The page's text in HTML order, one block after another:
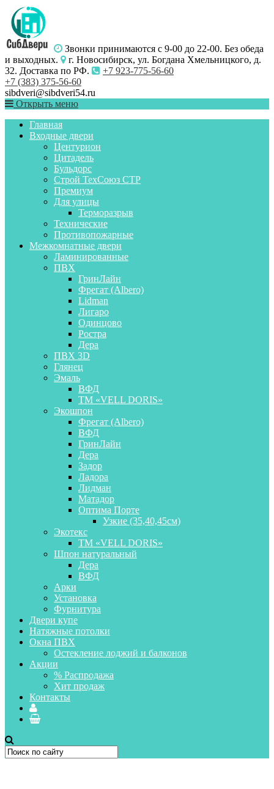
Звонки принимаются с 9-00 до 22-00. Без обеда
и выходных.
г. Новосибирск, ул. Богдана Хмельницкого, д.
32. Доставка по РФ.
+7 923-775-56-60
+7 (383) 375-56-60
sibdveri@sibdveri54.ru
Открыть меню
Главная
Входные двери
Центурион
Цитадель
Бульдорс
Строй ТехСоюз СТР
Премиум
Для улицы
Терморазрыв
Технические
Противопожарные
Межкомнатные двери
Ламинированные
ПВХ
ГринЛайн
Фрегат (Albero)
Lidman
Лигаро
Одинцово
Ростра
Дера
ПВХ 3D
Глянец
Эмаль
ВФД
ТМ «VELL DORIS»
Экошпон
Фрегат (Albero)
ВФД
ГринЛайн
Дера
Задор
Ладора
Лидман
Матадор
Оптима Порте
Узкие (35,40,45см)
Экотекс
ТМ «VELL DORIS»
Шпон натуральный
Дера
ВФД
Арки
Установка
Фурнитура
Двери купе
Натяжные потолки
Окна ПВХ
Остекление лоджий и балконов
Акции
% Распродажа
Хит продаж
Контакты